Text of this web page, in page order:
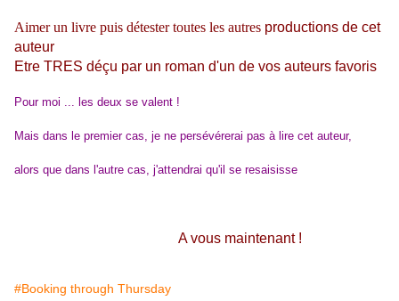
Aimer un livre puis détester toutes les autres productions de cet
auteur
Etre TRES déçu par un roman d'un de vos auteurs favoris
Pour moi ... les deux se valent !
Mais dans le premier cas, je ne persévérerai pas à lire cet auteur,
alors que dans l'autre cas, j'attendrai qu'il se resaisisse
A vous maintenant !
#Booking through Thursday